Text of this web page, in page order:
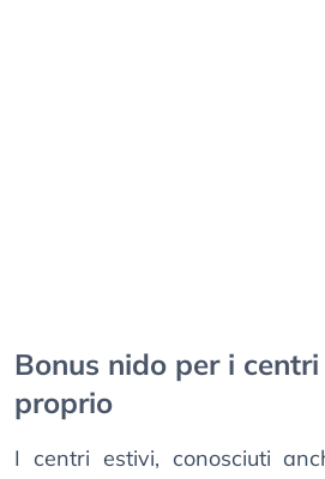
Bonus nido per i
proprio
I centri estivi, conosciuti